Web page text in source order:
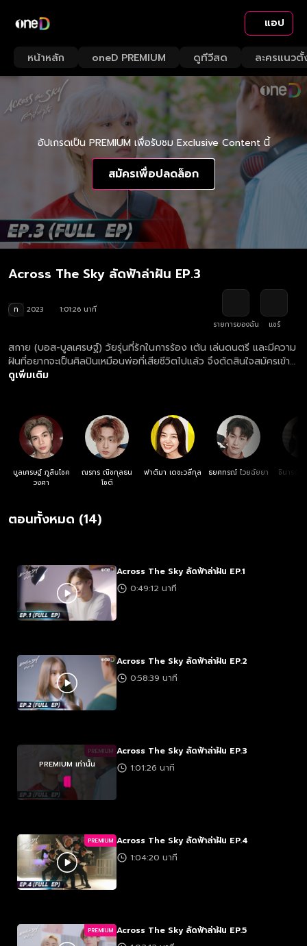
แอป
หน้าหลัก oneD PREMIUM ดูทีวีสด ละครแนวตั้
อัปเกรดเป็น PREMIUM เพื่อรับชม Exclusive Content นี้
สมัครเพื่อปลดล็อก
Across The Sky ลัดฟ้าล่าฝัน EP.3
ท 2023
1:01:26 นาที
รายการของฉัน
แชร์
สกาย (บอส-บูลเศรษฐ์) วัยรุ่นที่รักในการร้อง เต้น เล่นดนตรี และมีความ
ฝันที่อยากจะเป็นศิลปินเหมือนพ่อที่เสียชีวิตไปแล้ว จึงตัดสินใจสมัครเข้า
โรงเรียนสอนร้องสอนเต้น Max Academy ซึ่งการก้าวเข้ามาเรียนที่นี่ทำ
การเต้น เพื่อช่วงชิงการเป็นตัวแทนของโรงเรียน ไปแข่งขันยังเวทีระดับ
ประเทศ สุดท้ายแล้วการต่อสู้ ที่เต็มไปด้วยความฝัน ความรัก เพื่อจุด
หมายของชีวิตครั้งนี้จะลงเอยอย่างไร ตามลุ้นและเอาใจช่วยพวกเขา ได้ใน
ละคร “Across The Sky ลัดฟ้าล่าฝัน” ดูย้อนหลัง Across The Sky
ลัดฟ้าล่าฝัน ครบทุกตอน ฟรี! ทางเว็บไซต์และแอปฯ oneD.net
ดูเพิ่มเติม
บูลเศรษฐ์ ภูสินโชค
วงศา
ณรกร ณิชกุลธน
โชติ
ฟาติมา เดชะวลีกุล ธยศทรณ์ ไวยฉัยยา
ชินารดี
ตอนทั้งหมด (14)
Across The Sky ลัดฟ้าล่าฝัน EP.1
0:49:12 นาที
Across The Sky ลัดฟ้าล่าฝัน EP.2
0:58:39 นาที
PREMIUM
PREMIUM เท่านั้น
Across The Sky ลัดฟ้าล่าฝัน EP.3
1:01:26 นาที
PREMIUM Across The Sky ลัดฟ้าล่าฝัน EP.4
1:04:20 นาที
PREMIUM Across The Sky ลัดฟ้าล่าฝัน EP.5